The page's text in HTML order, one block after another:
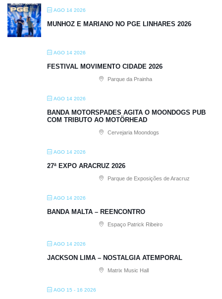
AGO 14 2026
MUNHOZ E MARIANO NO PGE LINHARES 2026
AGO 14 2026
FESTIVAL MOVIMENTO CIDADE 2026
Parque da Prainha
AGO 14 2026
BANDA MOTORSPADES AGITA O MOONDOGS PUB
COM TRIBUTO AO MOTÖRHEAD
Cervejaria Moondogs
AGO 14 2026
27ª EXPO ARACRUZ 2026
Parque de Exposições de Aracruz
AGO 14 2026
BANDA MALTA – REENCONTRO
Espaço Patrick Ribeiro
AGO 14 2026
JACKSON LIMA – NOSTALGIA ATEMPORAL
Matrix Music Hall
AGO 15 - 16 2026